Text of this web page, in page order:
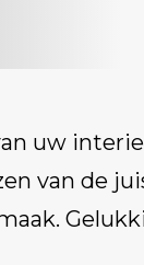
uw
van de